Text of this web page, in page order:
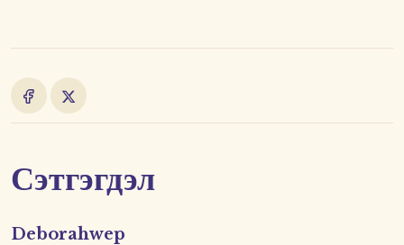
Сэтгэгдэл
Deborahwep